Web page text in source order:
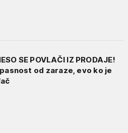
SE POVLAČI IZ PRODAJE!
od zaraze, evo ko je